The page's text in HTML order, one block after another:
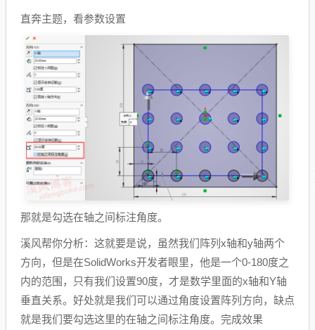
直奔主题，看参数设置
那就是勾选在轴之间标注角度。
溪风帮你分析：这就要是说，虽然我们阵列x轴和y轴两个
方向，但是在SolidWorks开发者眼里，他是一个0-180度之
内的范围，只有我们设置90度，才是数学里面的x轴和Y轴
垂直关系。好处就是我们可以通过角度设置阵列方向，缺点
就是我们要勾选这里的在轴之间标注角度。完成效果